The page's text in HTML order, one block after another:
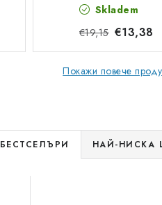
Skladem
€19,15 €13,38
Покажи повече
СБЕСТСЕЛЪРИ НАЙ-НИСКА